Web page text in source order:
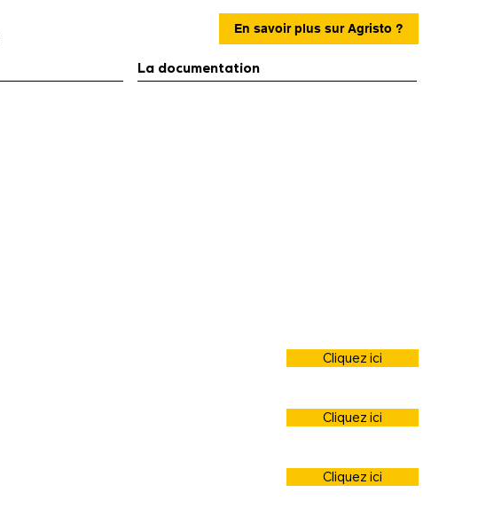
La documentation
En savoir plus sur Agristo ?
Cliquez ici
Cliquez ici
Cliquez ici